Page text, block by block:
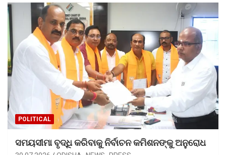
POLITICAL
ସମୟସୀମା ବୃଦ୍ଧି କରିବାକୁ ନିର୍ବାଚନ କମିଶନଙ୍କୁ ଅନୁରୋଧ